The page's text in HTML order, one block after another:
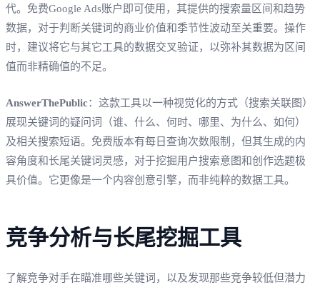
代。免费Google Ads账户即可使用，其提供的搜索量区间和趋势
数据，对于判断关键词的商业价值和季节性波动至关重要。操作
时，建议将它与其它工具的数据交叉验证，以弥补其数据为区间
值而非精确值的不足。
AnswerThePublic：这款工具以一种视觉化的方式（搜索关联图）
展现关键词的疑问词（谁、什么、何时、哪里、为什么、如何）
及相关搜索短语。免费版本有每日查询次数限制，但其生成的内
容角度和长尾关键词灵感，对于挖掘用户搜索意图和创作选题极
具价值。它更像是一个内容创意引擎，而非纯粹的数据工具。
竞争分析与长尾挖掘工具
了解竞争对手在瞄准哪些关键词，以及发现那些竞争较低但潜力